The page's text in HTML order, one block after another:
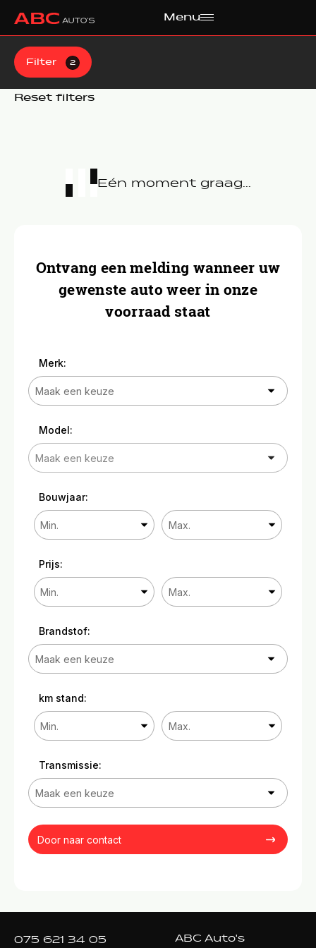
Menu
Filter 2
Reset filters
Eén moment graag...
Ontvang een melding wanneer uw
gewenste auto weer in onze
voorraad staat
Merk:
Model:
Bouwjaar:
Prijs:
Brandstof:
km stand:
Transmissie:
Door naar contact
075 621 34 05 ABC Auto's